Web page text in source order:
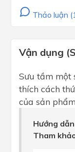
Thảo luận
Vận dụng
Sưu tầm một
thích cách
của sản
Hướng
Tham